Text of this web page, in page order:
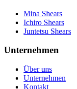
Mina Shears
Ichiro Shears
Juntetsu Shears
Unternehmen
Über uns
Unternehmen
Kontakt